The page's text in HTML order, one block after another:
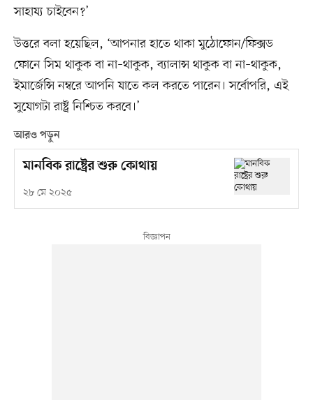
সাহায্য চাইবেন?’
উত্তরে বলা হয়েছিল, ‘আপনার হাতে থাকা মুঠোফোন/ফিক্সড
ফোনে সিম থাকুক বা না–থাকুক, ব্যালান্স থাকুক বা না–থাকুক,
ইমার্জেন্সি নম্বরে আপনি যাতে কল করতে পারেন। সর্বোপরি, এই
সুযোগটা রাষ্ট্র নিশ্চিত করবে।’
আরও পড়ুন
মানবিক রাষ্ট্রের শুরু কোথায়
২৮ মে ২০২৫